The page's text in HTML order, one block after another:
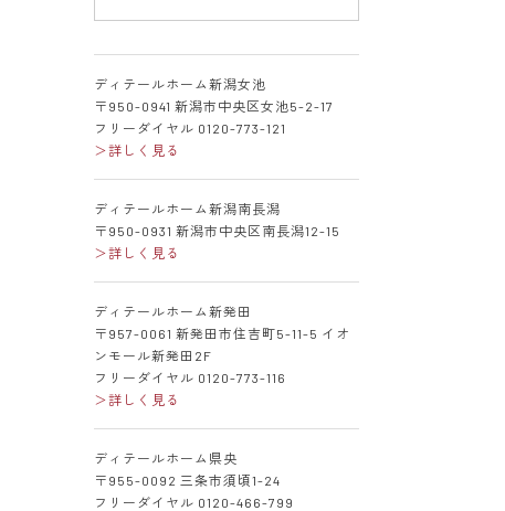
ディテールホーム新潟女池
〒950-0941 新潟市中央区女池5-2-17
フリーダイヤル 0120-773-121
＞詳しく見る
ディテールホーム新潟南長潟
〒950-0931 新潟市中央区南長潟12-15
＞詳しく見る
ディテールホーム新発田
〒957-0061 新発田市住吉町5-11-5 イオ
ンモール新発田2F
フリーダイヤル 0120-773-116
＞詳しく見る
ディテールホーム県央
〒955-0092 三条市須頃1-24
フリーダイヤル 0120-466-799